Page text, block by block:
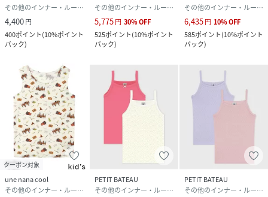
その他のインナー・ルームウェア
4,400円
400ポイント(10%ポイント
バック)
その他のインナー・ルームウェア
5,775円 30%OFF
525ポイント(10%ポイント
バック)
その他のインナー・ルームウェア
6,435円 10%OFF
585ポイント(10%ポイント
バック)
クーポン対象
une nana cool
その他のインナー・ルームウェア
PETIT BATEAU
その他のインナー・ルームウェア
PETIT BATEAU
その他のインナー・ルームウェア